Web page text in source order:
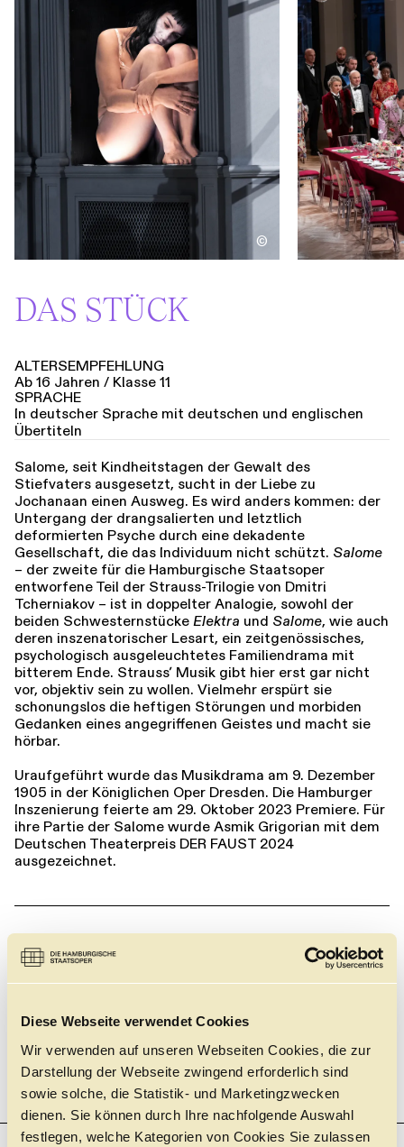
Diese Webseite verwendet Cookies
Wir verwenden auf unseren Webseiten Cookies, die zur
Darstellung der Webseite zwingend erforderlich sind
sowie solche, die Statistik- und Marketingzwecken
dienen. Sie können durch Ihre nachfolgende Auswahl
festlegen, welche Kategorien von Cookies Sie zulassen
©
DAS STÜCK
ALTERSEMPFEHLUNG
Ab 16 Jahren / Klasse 11
SPRACHE
In deutscher Sprache mit deutschen und englischen
Übertiteln
Salome, seit Kindheitstagen der Gewalt des
Stiefvaters ausgesetzt, sucht in der Liebe zu
Jochanaan einen Ausweg. Es wird anders kommen: der
Untergang der drangsalierten und letztlich
deformierten Psyche durch eine dekadente
Gesellschaft, die das Individuum nicht schützt. Salome
– der zweite für die Hamburgische Staatsoper
entworfene Teil der Strauss-Trilogie von Dmitri
Tcherniakov – ist in doppelter Analogie, sowohl der
beiden Schwesternstücke Elektra und Salome, wie auch
deren inszenatorischer Lesart, ein zeitgenössisches,
psychologisch ausgeleuchtetes Familiendrama mit
bitterem Ende. Strauss’ Musik gibt hier erst gar nicht
vor, objektiv sein zu wollen. Vielmehr erspürt sie
schonungslos die heftigen Störungen und morbiden
Gedanken eines angegriffenen Geistes und macht sie
hörbar.
Uraufgeführt wurde das Musikdrama am 9. Dezember
1905 in der Königlichen Oper Dresden. Die Hamburger
Inszenierung feierte am 29. Oktober 2023 Premiere. Für
ihre Partie der Salome wurde Asmik Grigorian mit dem
Deutschen Theaterpreis DER FAUST 2024
ausgezeichnet.
MIT FREUNDLICHER UNTERSTÜTZUNG DURCH DIE